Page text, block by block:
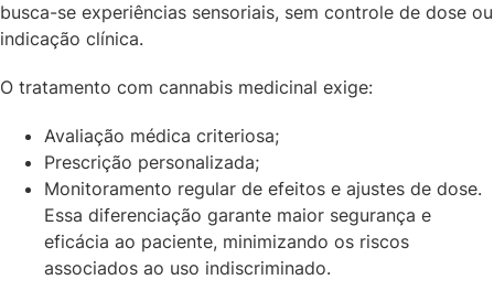
busca-se experiências sensoriais, sem controle de dose ou
indicação clínica.
O tratamento com cannabis medicinal exige:
Avaliação médica criteriosa;
Prescrição personalizada;
Monitoramento regular de efeitos e ajustes de dose.
Essa diferenciação garante maior segurança e
eficácia ao paciente, minimizando os riscos
associados ao uso indiscriminado.